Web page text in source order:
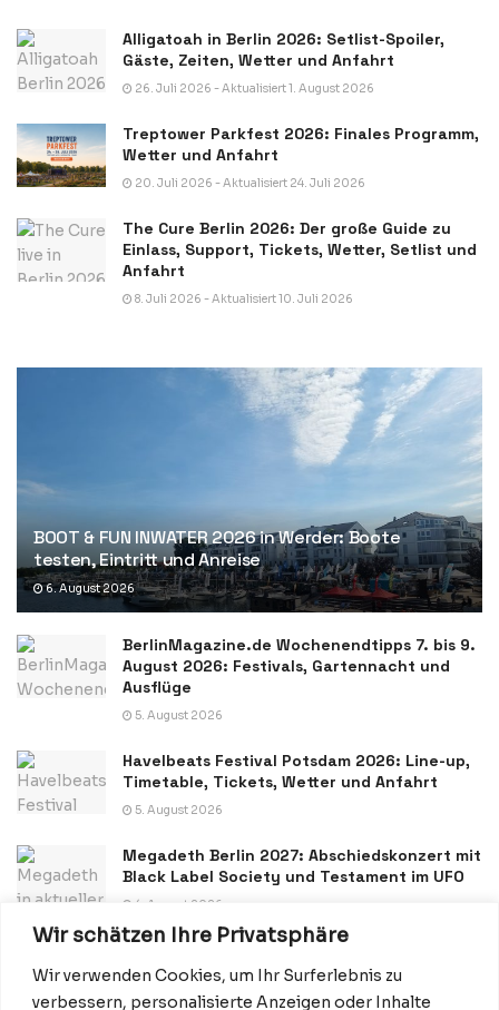
Wir schätzen Ihre Privatsphäre
Wir verwenden Cookies, um Ihr Surferlebnis zu
verbessern, personalisierte Anzeigen oder Inhalte
Alligatoah in Berlin 2026: Setlist-Spoiler,
Gäste, Zeiten, Wetter und Anfahrt
26. Juli 2026 - Aktualisiert 1. August 2026
Treptower Parkfest 2026: Finales Programm,
Wetter und Anfahrt
20. Juli 2026 - Aktualisiert 24. Juli 2026
The Cure Berlin 2026: Der große Guide zu
Einlass, Support, Tickets, Wetter, Setlist und
Anfahrt
8. Juli 2026 - Aktualisiert 10. Juli 2026
BOOT & FUN INWATER 2026 in Werder: Boote
testen, Eintritt und Anreise
6. August 2026
BerlinMagazine.de Wochenendtipps 7. bis 9.
August 2026: Festivals, Gartennacht und
Ausflüge
5. August 2026
Havelbeats Festival Potsdam 2026: Line-up,
Timetable, Tickets, Wetter und Anfahrt
5. August 2026
Megadeth Berlin 2027: Abschiedskonzert mit
Black Label Society und Testament im UFO
4. August 2026